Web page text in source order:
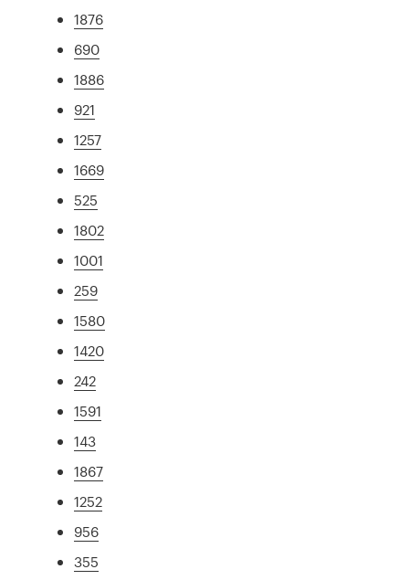
1876
690
1886
921
1257
1669
525
1802
1001
259
1580
1420
242
1591
143
1867
1252
956
355